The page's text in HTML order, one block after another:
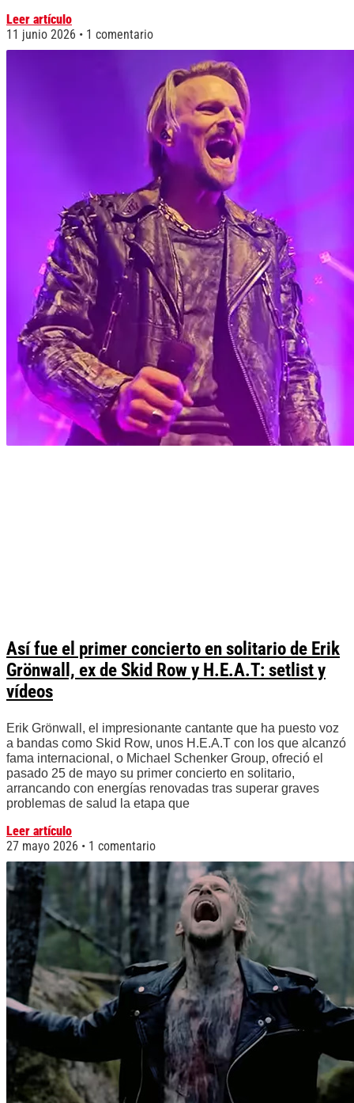
Leer artículo
11 junio 2026
1 comentario
Así fue el primer concierto en solitario de Erik
Grönwall, ex de Skid Row y H.E.A.T: setlist y
vídeos
Erik Grönwall, el impresionante cantante que ha puesto voz
a bandas como Skid Row, unos H.E.A.T con los que alcanzó
fama internacional, o Michael Schenker Group, ofreció el
pasado 25 de mayo su primer concierto en solitario,
arrancando con energías renovadas tras superar graves
problemas de salud la etapa que
Leer artículo
27 mayo 2026
1 comentario